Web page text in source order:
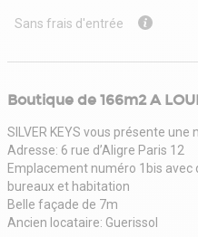
Sans frais d'entrée
Boutique de 166m2 A
SILVER KEYS vous présente
Adresse: 6 rue d’Aligre Paris 12
Emplacement numéro 1bis
bureaux et habitation
Belle façade de 7m
Ancien locataire: Guerissol